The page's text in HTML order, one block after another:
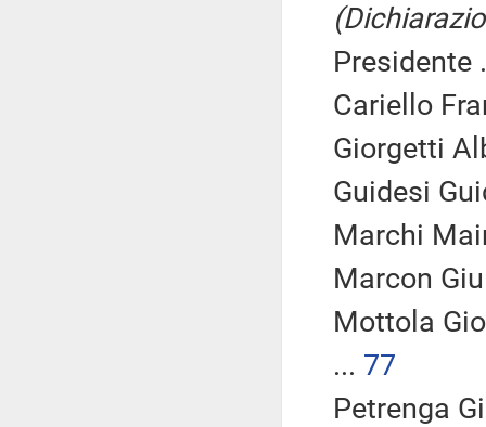
Presidente
Cariello
Giorgetti
Guidesi
Marchi
Marcon
Mottola
... 77
Petrenga